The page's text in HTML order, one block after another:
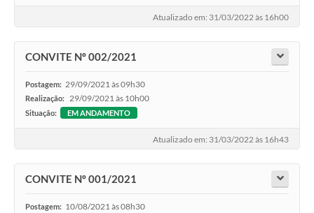
Atualizado em: 31/03/2022 às 16h00
CONVITE Nº 002/2021
Postagem: 29/09/2021 às 09h30
Realização: 29/09/2021 às 10h00
Situação: EM ANDAMENTO
Atualizado em: 31/03/2022 às 16h43
CONVITE Nº 001/2021
Postagem: 10/08/2021 às 08h30